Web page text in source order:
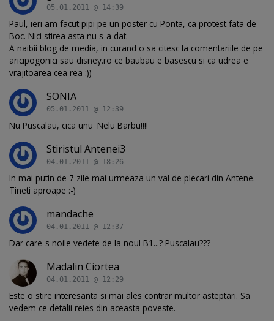
05.01.2011 @ 14:39
Paul, ieri am facut pipi pe un poster cu Ponta, ca protest fata de
Boc. Nici stirea asta nu s-a dat.
A naibii blog de media, in curand o sa citesc la comentariile de pe
aricipogonici sau disney.ro ce baubau e basescu si ca udrea e
vrajitoarea cea rea :))
SONIA
05.01.2011 @ 12:39
Nu Puscalau, cica unu' Nelu Barbu!!!!
Stiristul Antenei3
04.01.2011 @ 18:26
In mai putin de 7 zile mai urmeaza un val de plecari din Antene.
Tineti aproape :-)
mandache
04.01.2011 @ 12:37
Dar care-s noile vedete de la noul B1...? Puscalau???
Madalin Ciortea
04.01.2011 @ 12:29
Este o stire interesanta si mai ales contrar multor asteptari. Sa
vedem ce detalii reies din aceasta poveste.